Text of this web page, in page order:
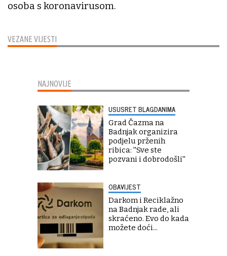
VEZANE VIJESTI
osoba s koronavirusom.
NAJNOVIJE
USUSRET BLAGDANIMA
Grad Čazma na
Badnjak organizira
podjelu prženih
ribica: ''Sve ste
pozvani i dobrodošli''
OBAVIJEST
Darkom i Reciklažno
na Badnjak rade, ali
skraćeno. Evo do kada
možete doći...